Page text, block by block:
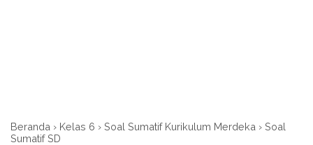
Beranda › Kelas 6 › Soal Sumatif Kurikulum Merdeka › Soal
Sumatif SD